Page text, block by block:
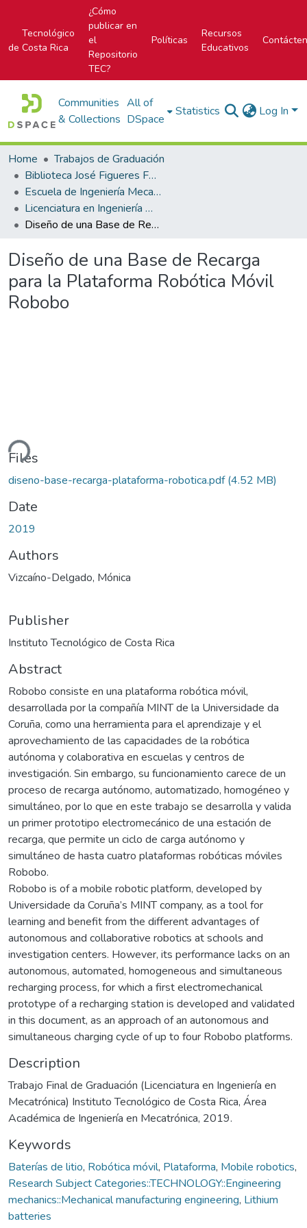
Tecnológico
de Costa Rica
¿Cómo
publicar en
el
Repositorio
TEC?
Políticas
Recursos
Educativos
Communities
& Collections
All of
DSpace
Statistics Log In
Home
Trabajos de Graduación
Biblioteca José Figueres Ferrer
Escuela de Ingeniería Mecatrónica (antes era Área Académica de Ingeniería Mecatrónica)
Licenciatura en Ingeniería Mecatrónica
Diseño de una Base de Recarga para la Plataforma Robótica Móvil Robobo
Diseño de una Base de Recarga
para la Plataforma Robótica Móvil
Robobo
Files
diseno-base-recarga-plataforma-robotica.pdf(4.52 MB)
Date
2019
Authors
Vizcaíno-Delgado, Mónica
Publisher
Instituto Tecnológico de Costa Rica
Abstract
Robobo consiste en una plataforma robótica móvil,
desarrollada por la compañía MINT de la Universidade da
Coruña, como una herramienta para el aprendizaje y el
aprovechamiento de las capacidades de la robótica
autónoma y colaborativa en escuelas y centros de
investigación. Sin embargo, su funcionamiento carece de un
proceso de recarga autónomo, automatizado, homogéneo y
simultáneo, por lo que en este trabajo se desarrolla y valida
un primer prototipo electromecánico de una estación de
recarga, que permite un ciclo de carga autónomo y
simultáneo de hasta cuatro plataformas robóticas móviles
Robobo.
Robobo is of a mobile robotic platform, developed by
Universidade da Coruña’s MINT company, as a tool for
learning and benefit from the different advantages of
autonomous and collaborative robotics at schools and
investigation centers. However, its performance lacks on an
autonomous, automated, homogeneous and simultaneous
recharging process, for which a first electromechanical
prototype of a recharging station is developed and validated
in this document, as an approach of an autonomous and
simultaneous charging cycle of up to four Robobo platforms.
Description
Trabajo Final de Graduación (Licenciatura en Ingeniería en
Mecatrónica) Instituto Tecnológico de Costa Rica, Área
Académica de Ingeniería en Mecatrónica, 2019.
Keywords
Baterías de litio, Robótica móvil, Plataforma, Mobile robotics,
Research Subject Categories::TECHNOLOGY::Engineering
mechanics::Mechanical manufacturing engineering, Lithium
batteries